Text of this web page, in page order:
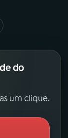
do
um clique.